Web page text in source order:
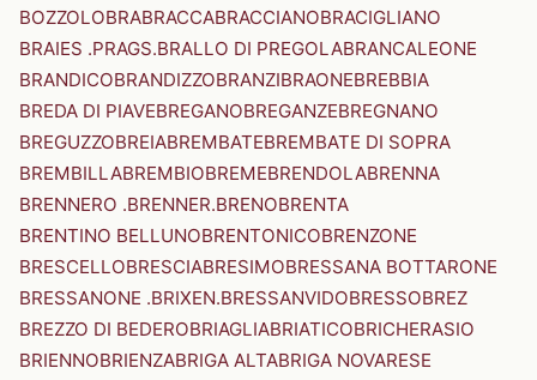
BOZZOLOBRABRACCABRACCIANOBRACIGLIANO
BRAIES .PRAGS.BRALLO DI PREGOLABRANCALEONE
BRANDICOBRANDIZZOBRANZIBRAONEBREBBIA
BREDA DI PIAVEBREGANOBREGANZEBREGNANO
BREGUZZOBREIABREMBATEBREMBATE DI SOPRA
BREMBILLABREMBIOBREMEBRENDOLABRENNA
BRENNERO .BRENNER.BRENOBRENTA
BRENTINO BELLUNOBRENTONICOBRENZONE
BRESCELLOBRESCIABRESIMOBRESSANA BOTTARONE
BRESSANONE .BRIXEN.BRESSANVIDOBRESSOBREZ
BREZZO DI BEDEROBRIAGLIABRIATICOBRICHERASIO
BRIENNOBRIENZABRIGA ALTABRIGA NOVARESE